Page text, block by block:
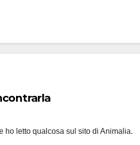
ho letto qualcosa sul sito di Animalia.